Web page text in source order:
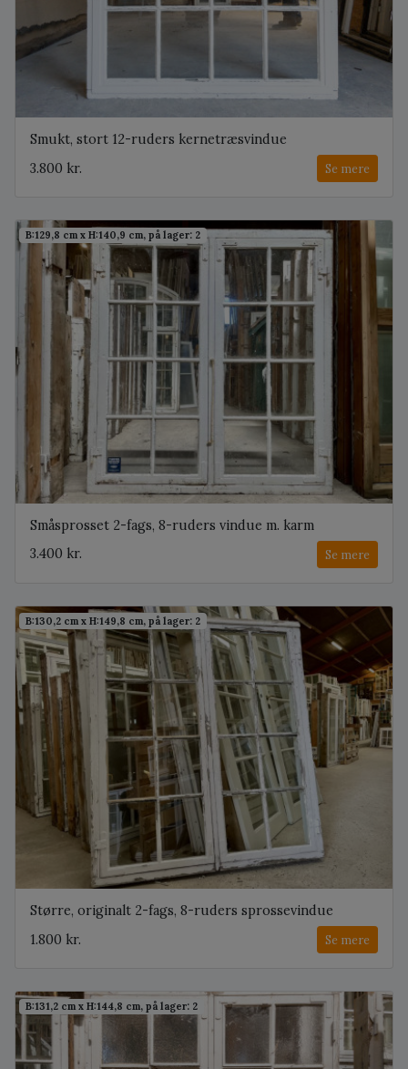
Smukt, stort 12-ruders kernetræsvindue
3.800 kr.
Se mere
B:129,8 cm x H:140,9 cm, på lager: 2
Småsprosset 2-fags, 8-ruders vindue m. karm
3.400 kr.
Se mere
B:130,2 cm x H:149,8 cm, på lager: 2
Større, originalt 2-fags, 8-ruders sprossevindue
1.800 kr.
Se mere
B:131,2 cm x H:144,8 cm, på lager: 2